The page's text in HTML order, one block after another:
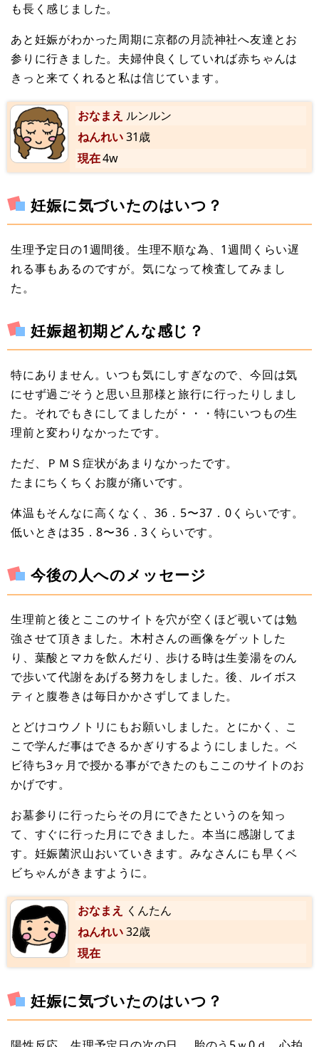
も長く感じました。
あと妊娠がわかった周期に京都の月読神社へ友達とお
参りに行きました。夫婦仲良くしていれば赤ちゃんは
きっと来てくれると私は信じています。
おなまえ ルンルン
ねんれい31歳
現在4w
妊娠に気づいたのはいつ？
生理予定日の1週間後。生理不順な為、1週間くらい遅
れる事もあるのですが。気になって検査してみまし
た。
妊娠超初期どんな感じ？
特にありません。いつも気にしすぎなので、今回は気
にせず過ごそうと思い旦那様と旅行に行ったりしまし
た。それでもきにしてましたが・・・特にいつもの生
理前と変わりなかったです。
ただ、ＰＭＳ症状があまりなかったです。
たまにちくちくお腹が痛いです。
体温もそんなに高くなく、36．5〜37．0くらいです。
低いときは35．8〜36．3くらいです。
今後の人へのメッセージ
生理前と後とここのサイトを穴が空くほど覗いては勉
強させて頂きました。木村さんの画像をゲットした
り、葉酸とマカを飲んだり、歩ける時は生姜湯をのん
で歩いて代謝をあげる努力をしました。後、ルイボス
ティと腹巻きは毎日かかさずしてました。
とどけコウノトリにもお願いしました。とにかく、こ
こで学んだ事はできるかぎりするようにしました。ベ
ビ待ち3ヶ月で授かる事ができたのもここのサイトのお
かげです。
お墓参りに行ったらその月にできたというのを知っ
て、すぐに行った月にできました。本当に感謝してま
す。妊娠菌沢山おいていきます。みなさんにも早くベ
ビちゃんがきますように。
おなまえ くんたん
ねんれい32歳
現在
妊娠に気づいたのはいつ？